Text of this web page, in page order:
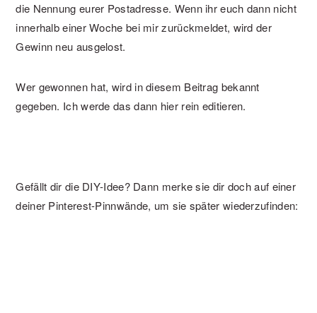
die Nennung eurer Postadresse. Wenn ihr euch dann nicht
innerhalb einer Woche bei mir zurückmeldet, wird der
Gewinn neu ausgelost.
Wer gewonnen hat, wird in diesem Beitrag bekannt
gegeben. Ich werde das dann hier rein editieren.
Gefällt dir die DIY-Idee? Dann merke sie dir doch auf einer
deiner Pinterest-Pinnwände, um sie später wiederzufinden: